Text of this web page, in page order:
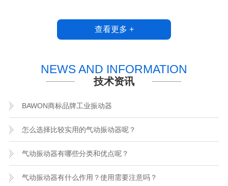
查看更多 +
NEWS AND INFORMATION
技术资讯
BAWON商标品牌工业振动器
怎么选择比较实用的气动振动器呢？
气动振动器有哪些分类和优点呢？
气动振动器有什么作用？使用需要注意吗？